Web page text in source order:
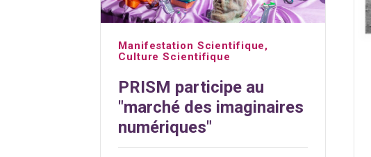
Manifestation Scientifique,
Culture Scientifique
PRISM participe au
"marché des imaginaires
numériques"